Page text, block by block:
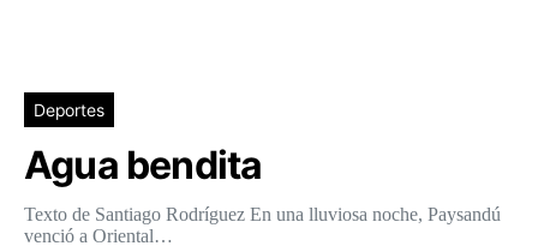
Deportes
Agua bendita
Texto de Santiago Rodríguez En una lluviosa noche, Paysandú
venció a Oriental…